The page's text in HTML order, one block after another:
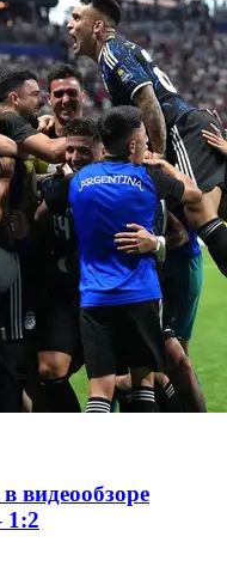
видеообзоре
1:2